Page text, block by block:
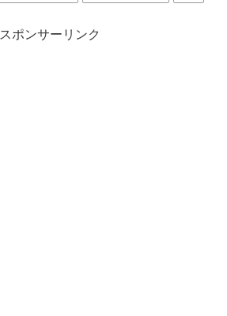
スポンサーリンク